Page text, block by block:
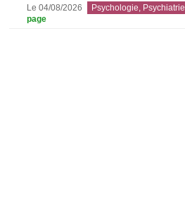
Le 04/08/2026 Psychologie, Psychiatrie
page